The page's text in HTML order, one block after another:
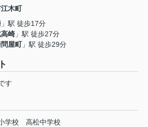
江木町
」駅 徒歩17分
崎 」駅 徒歩27分
屋町」駅 徒歩29分
す
学校 高松中学校